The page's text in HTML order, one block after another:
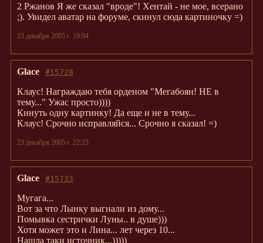
2 Ржанов Я же сказал "вроде"! Хентай - не мое, всерано
;). Увидел аватар на форуме, скинул сюда картиночку =)
23 декабря 2005 г. 19:04
#15728
Glace
Клаус! Награждаю тебя орденом "Мегабоян! НЕ в
тему..." Ужас просто))))
Кинуть одну картинку! Да еще и не в тему...
Клаус! Срочно исправляйся... Срочно я сказал! =)
23 декабря 2005 г. 22:23
#15733
Glace
Мугага...
Вот за что Лынку выгнали из дому...
Помывка сестрички Луны.. в душе)))
Хотя может это и Лина... лет через 10...
Нашла таки источник...)))))